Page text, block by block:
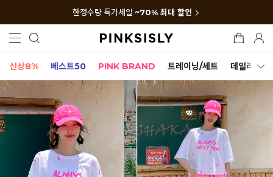
한정수량 특가세일 ~70% 최대 할인
신상8% 베스트50 PINK BRAND 트레이닝/세트 데일리세트